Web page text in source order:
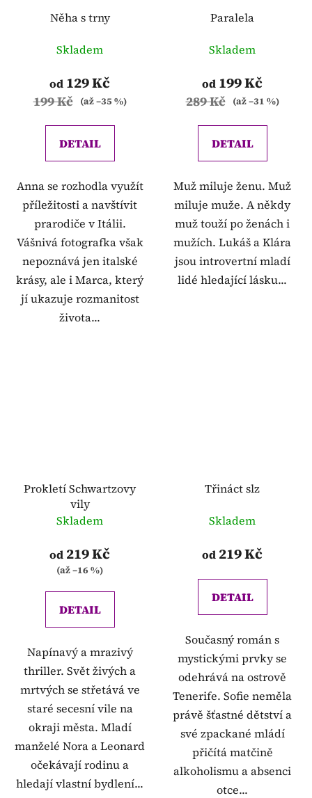
Něha s trny
Skladem
od 129 Kč
199 Kč (až –35 %)
DETAIL
Anna se rozhodla využít
příležitosti a navštívit
prarodiče v Itálii.
Vášnivá fotografka však
nepoznává jen italské
krásy, ale i Marca, který
jí ukazuje rozmanitost
života...
Paralela
Skladem
od 199 Kč
289 Kč (až –31 %)
DETAIL
Muž miluje ženu. Muž
miluje muže. A někdy
muž touží po ženách i
mužích. Lukáš a Klára
jsou introvertní mladí
lidé hledající lásku...
Prokletí Schwartzovy
vily
Skladem
od 219 Kč
(až –16 %)
DETAIL
Napínavý a mrazivý
thriller. Svět živých a
mrtvých se střetává ve
staré secesní vile na
okraji města. Mladí
manželé Nora a Leonard
očekávají rodinu a
hledají vlastní bydlení...
Třináct slz
Skladem
od 219 Kč
DETAIL
Současný román s
mystickými prvky se
odehrává na ostrově
Tenerife. Sofie neměla
právě šťastné dětství a
své zpackané mládí
přičítá matčině
alkoholismu a absenci
otce...